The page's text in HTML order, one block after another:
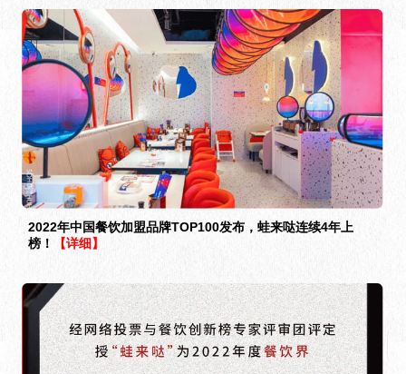
2022年中国餐饮加盟品牌TOP100发布，蛙来哒连续4年上
榜！
【详细】